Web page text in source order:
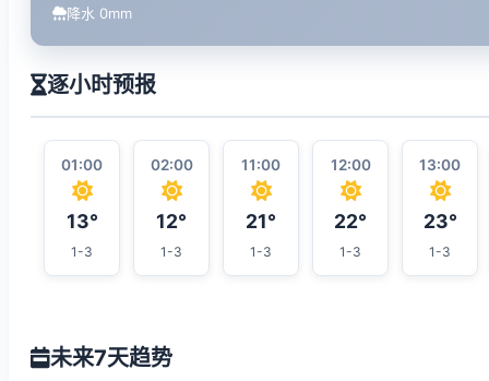
降水 0mm
逐小时预报
01:00
13°
1-3
02:00
12°
1-3
11:00
21°
1-3
12:00
22°
1-3
13:00
23°
1-3
未来7天趋势